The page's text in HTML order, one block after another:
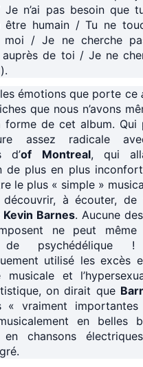
n’ai pas besoin que
être humain / Tu ne
moi / Je ne cherche
auprès de toi / Je ne
émotions que porte ce
que nous n’avons
forme de cet album. Qui
assez radicale
d’of Montreal, qui
de plus en plus
le plus « simple »
à écouter, de
Kevin Barnes. Aucune
ne peut même
de psychédélique
utilisé les excès
musicale et
on dirait que
« vraiment
en belles
chansons